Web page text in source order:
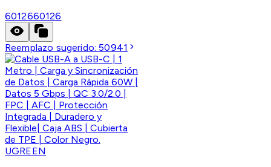
6012660126
Reemplazo sugerido:50941
UGREEN